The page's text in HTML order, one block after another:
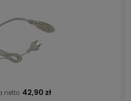
netto: 42,90 zł